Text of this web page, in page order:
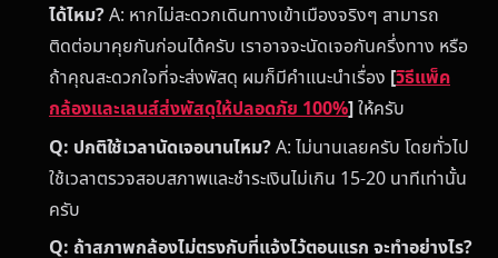
ได้ไหม?A: หากไม่สะดวกเดินทางเข้าเมืองจริงๆ สามารถ
ติดต่อมาคุยกันก่อนได้ครับ เราอาจจะนัดเจอกันครึ่งทาง หรือ
ถ้าคุณสะดวกใจที่จะส่งพัสดุ ผมก็มีคำแนะนำเรื่อง [วิธีแพ็ค
กล้องและเลนส์ส่งพัสดุให้ปลอดภัย 100%]ให้ครับ
Q: ปกติใช้เวลานัดเจอนานไหม?A: ไม่นานเลยครับ โดยทั่วไป
ใช้เวลาตรวจสอบสภาพและชำระเงินไม่เกิน 15-20 นาทีเท่านั้น
ครับ
Q: ถ้าสภาพกล้องไม่ตรงกับที่แจ้งไว้ตอนแรก จะทำอย่างไร?